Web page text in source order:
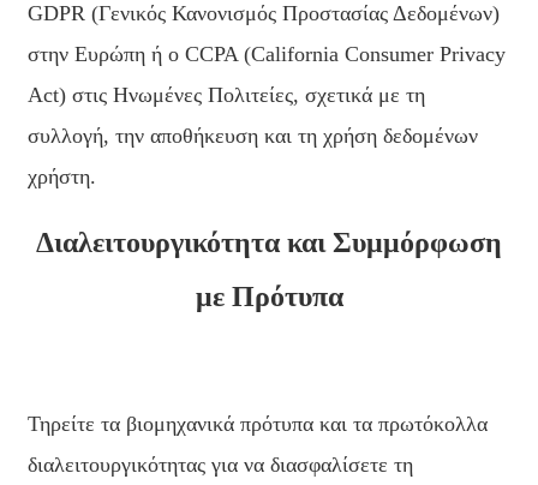
GDPR (Γενικός Κανονισμός Προστασίας Δεδομένων)
στην Ευρώπη ή ο CCPA (California Consumer Privacy
Act) στις Ηνωμένες Πολιτείες, σχετικά με τη
συλλογή, την αποθήκευση και τη χρήση δεδομένων
χρήστη.
Διαλειτουργικότητα και Συμμόρφωση
με Πρότυπα
Τηρείτε τα βιομηχανικά πρότυπα και τα πρωτόκολλα
διαλειτουργικότητας για να διασφαλίσετε τη